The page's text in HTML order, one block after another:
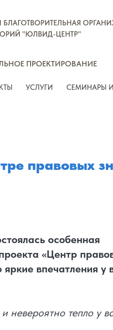
ПРОЕКТИРОВАНИЕ
УСЛУГИ СЕМИНАРЫ
"ЮЛВИД-ЦЕНТР"
правовых
особенная
«Центр
впечатления у
невероятно тепло у